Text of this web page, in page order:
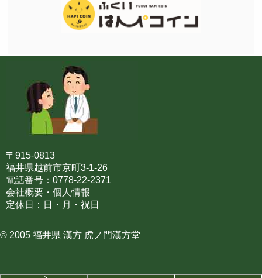
〒915-0813
福井県越前市京町3-1-26
電話番号：0778-22-2371
会社概要・個人情報
定休日：日・月・祝日
© 2005 福井県 漢方 虎ノ門漢方堂